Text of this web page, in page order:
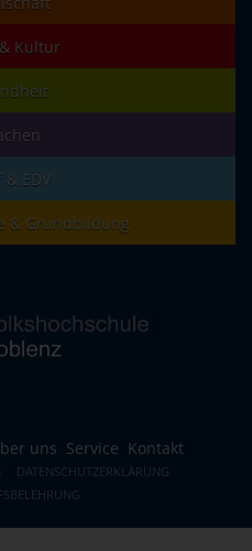
Kultur
& EDV
& Grundbildung
uns Service Kontakt
DATENSCHUTZERKLÄRUNG